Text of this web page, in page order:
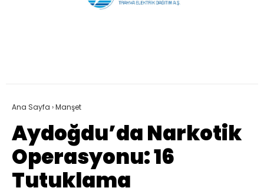
Ana Sayfa ›Manşet
Aydoğdu’da Narkotik
Operasyonu: 16
Tutuklama